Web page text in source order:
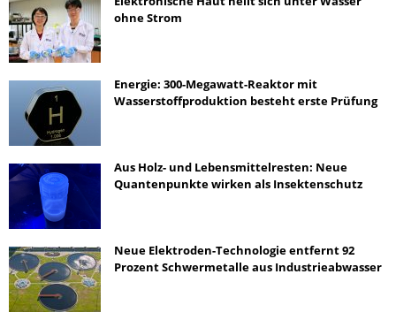
ohne Strom
Energie: 300-Megawatt-Reaktor mit
Wasserstoffproduktion besteht erste Prüfung
Aus Holz- und Lebensmittelresten: Neue
Quantenpunkte wirken als Insektenschutz
Neue Elektroden-Technologie entfernt 92
Prozent Schwermetalle aus Industrieabwasser